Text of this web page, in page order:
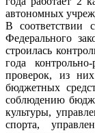
автономных
В соответствии
Федерального
строилась
года
проверок, из
бюджетных
соблюдению
культуры,
спорта,